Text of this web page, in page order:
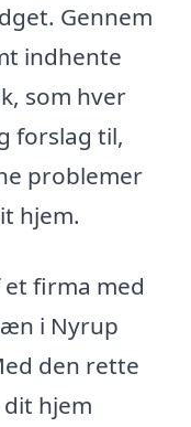
Gennem
indhente
som hver
forslag til,
problemer
hjem.
firma med
i Nyrup
den rette
hjem